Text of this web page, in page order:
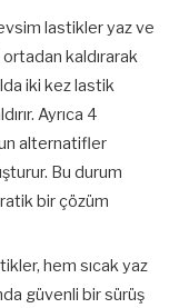
lastikler yaz ve
kaldırarak
iki kez lastik
Ayrıca 4
alternatifler
Bu durum
bir çözüm
hem sıcak yaz
güvenli bir sürüş